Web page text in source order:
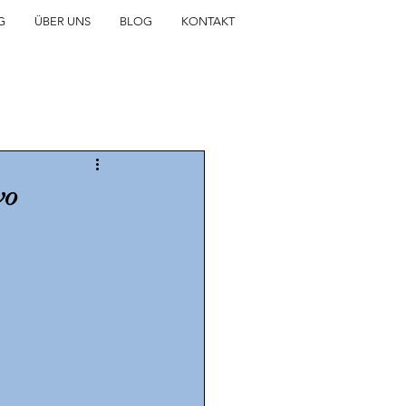
ÜBER UNS BLOG KONTAKT